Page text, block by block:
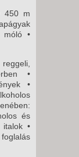
450 m
móló •
•
•
és
italok •